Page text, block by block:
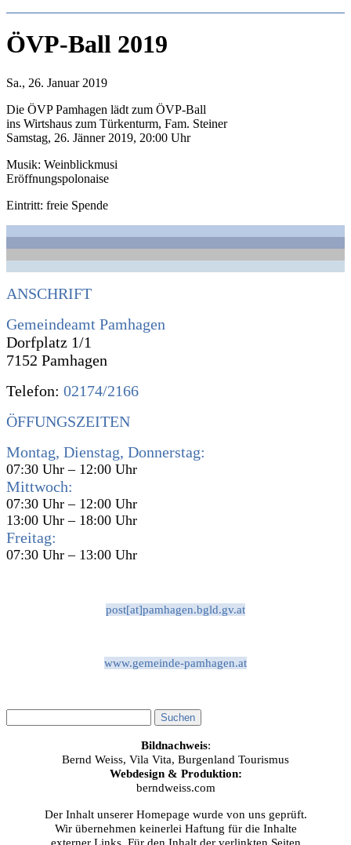
ÖVP-Ball 2019
Sa., 26. Januar 2019
Die ÖVP Pamhagen lädt zum ÖVP-Ball
ins Wirtshaus zum Türkenturm, Fam. Steiner
Samstag, 26. Jänner 2019, 20:00 Uhr
Musik: Weinblickmusi
Eröffnungspolonaise
Eintritt: freie Spende
ANSCHRIFT
Gemeindeamt Pamhagen
Dorfplatz 1/1
7152 Pamhagen
Telefon: 02174/2166
ÖFFUNGSZEITEN
Montag, Dienstag, Donnerstag:
07:30 Uhr – 12:00 Uhr
Mittwoch:
07:30 Uhr – 12:00 Uhr
13:00 Uhr – 18:00 Uhr
Freitag:
07:30 Uhr – 13:00 Uhr
post[at]pamhagen.bgld.gv.at
www.gemeinde-pamhagen.at
Bildnachweis:
Bernd Weiss, Vila Vita, Burgenland Tourismus
Webdesign & Produktion:
berndweiss.com
Der Inhalt unserer Homepage wurde von uns geprüft.
Wir übernehmen keinerlei Haftung für die Inhalte